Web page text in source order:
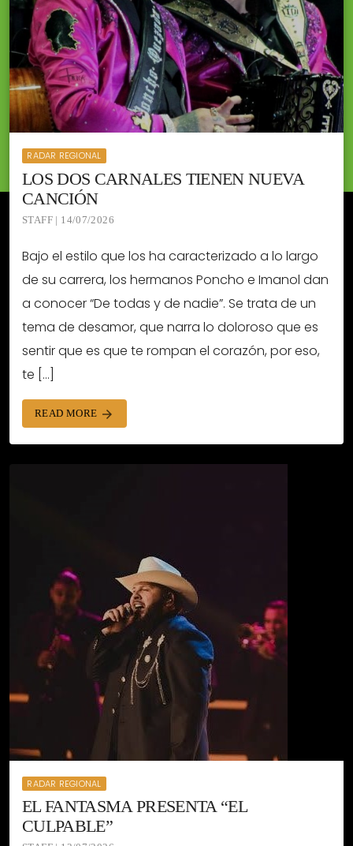
RADAR REGIONAL
LOS DOS CARNALES TIENEN NUEVA
CANCIÓN
STAFF | 14/07/2026
Bajo el estilo que los ha caracterizado a lo largo
de su carrera, los hermanos Poncho e Imanol dan
a conocer “De todas y de nadie”. Se trata de un
tema de desamor, que narra lo doloroso que es
sentir que es que te rompan el corazón, por eso,
te […]
READ MORE arrow_forward
RADAR REGIONAL
EL FANTASMA PRESENTA “EL
CULPABLE”